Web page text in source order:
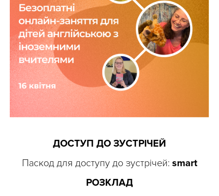
ДОСТУП ДО ЗУСТРІЧЕЙ
Паскод для доступу до зустрічей: smart
РОЗКЛАД